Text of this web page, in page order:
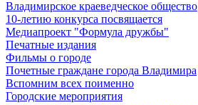
Владимирское краеведческое общество
10-летию конкурса посвящается
Медиапроект "Формула дружбы"
Печатные издания
Фильмы о городе
Почетные граждане города Владимира
Вспомним всех поименно
Городские мероприятия